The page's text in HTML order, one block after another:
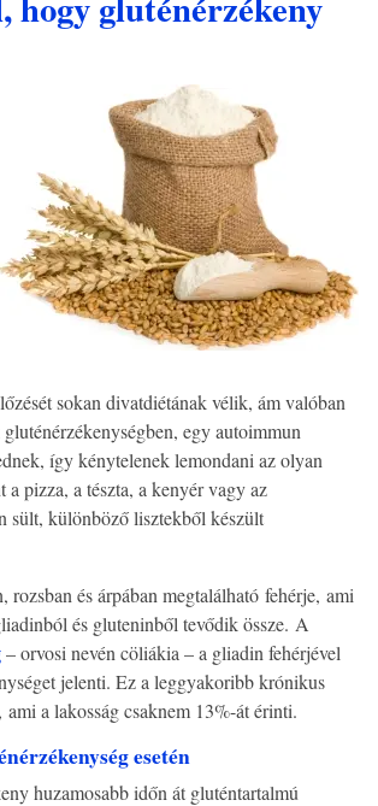
sokan divatdiétának vélik, ám valóban
egy autoimmun
így kénytelenek lemondani az olyan
pizza, a tészta, a kenyér vagy az
sült, különböző lisztekből készült
rozsban és árpában megtalálható fehérje, ami
és gluteninből tevődik össze. A
– orvosi nevén cöliákia – a gliadin fehérjével
jelenti. Ez a leggyakoribb krónikus
a lakosság csaknem 13%-át érinti.
esetén
huzamosabb időn át gluténtartalmú